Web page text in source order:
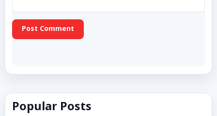
Post Comment
Popular Posts